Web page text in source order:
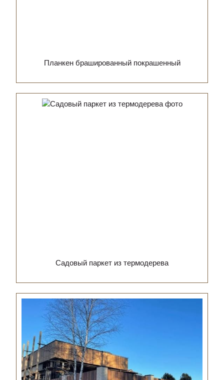
Планкен брашированный покрашенный
Садовый паркет из термодерева